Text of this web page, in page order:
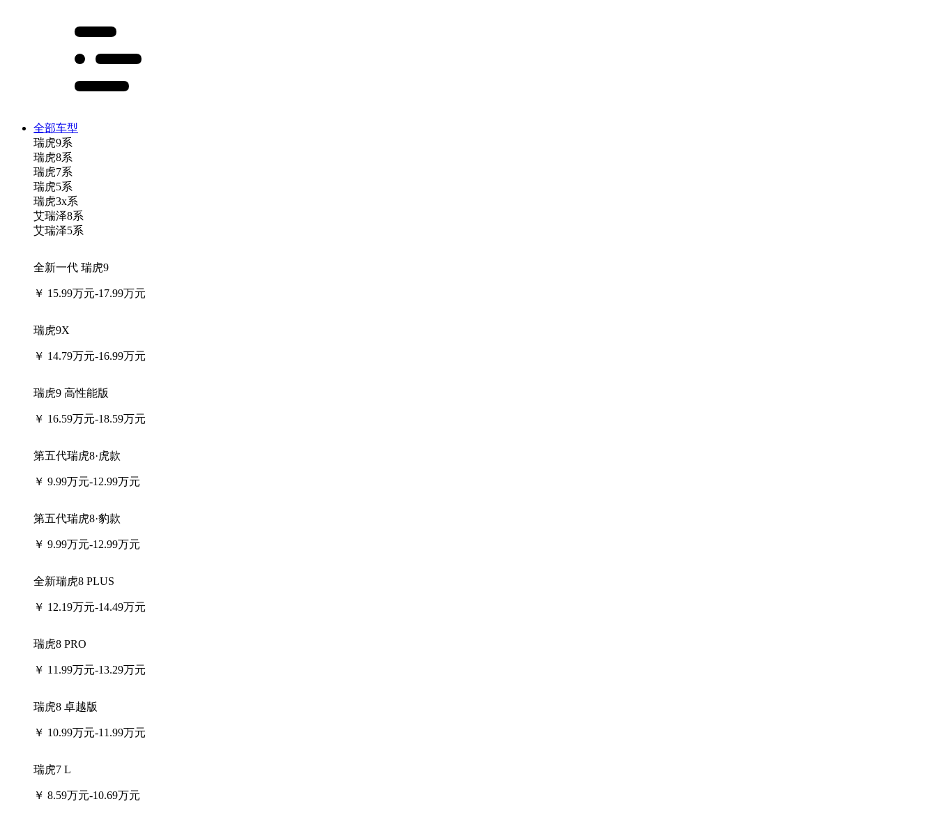
全部车型
瑞虎9系
瑞虎8系
瑞虎7系
瑞虎5系
瑞虎3x系
艾瑞泽8系
艾瑞泽5系
全新一代 瑞虎9
￥ 15.99万元-17.99万元
瑞虎9X
￥ 14.79万元-16.99万元
瑞虎9 高性能版
￥ 16.59万元-18.59万元
第五代瑞虎8·虎款
￥ 9.99万元-12.99万元
第五代瑞虎8·豹款
￥ 9.99万元-12.99万元
全新瑞虎8 PLUS
￥ 12.19万元-14.49万元
瑞虎8 PRO
￥ 11.99万元-13.29万元
瑞虎8 卓越版
￥ 10.99万元-11.99万元
瑞虎7 L
￥ 8.59万元-10.69万元